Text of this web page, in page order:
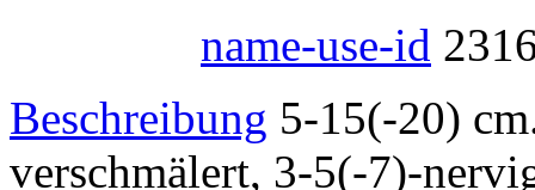
name-use-id
Beschreibung 5-15(-20)
verschmälert, 3-5(-7)-